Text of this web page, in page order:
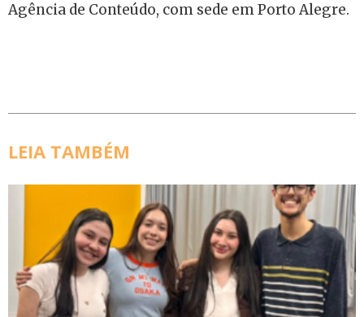
Agência de Conteúdo, com sede em Porto Alegre.
LEIA TAMBÉM